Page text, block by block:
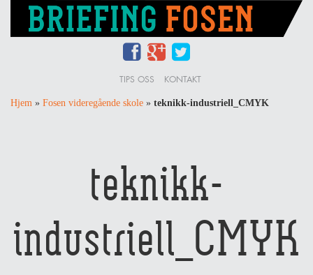
TIPS OSS KONTAKT
Hjem » Fosen videregående skole » teknikk-industriell_CMYK
teknikk-
industriell_CMYK